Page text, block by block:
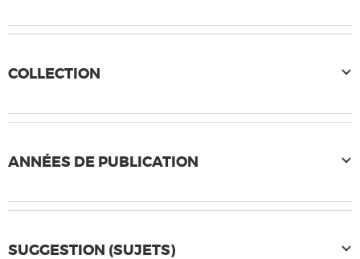
COLLECTION
ANNÉES DE PUBLICATION
SUGGESTION (SUJETS)